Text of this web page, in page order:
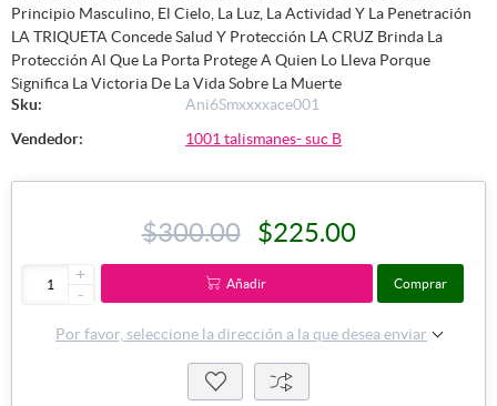
Principio Masculino, El Cielo, La Luz, La Actividad Y La Penetración
LA TRIQUETA Concede Salud Y Protección LA CRUZ Brinda La
Protección Al Que La Porta Protege A Quien Lo Lleva Porque
Significa La Victoria De La Vida Sobre La Muerte
Sku:
Ani6Smxxxxace001
Vendedor:
1001 talismanes- suc B
$300.00 $225.00
+
-
Añadir Comprar
Por favor, seleccione la dirección a la que desea enviar